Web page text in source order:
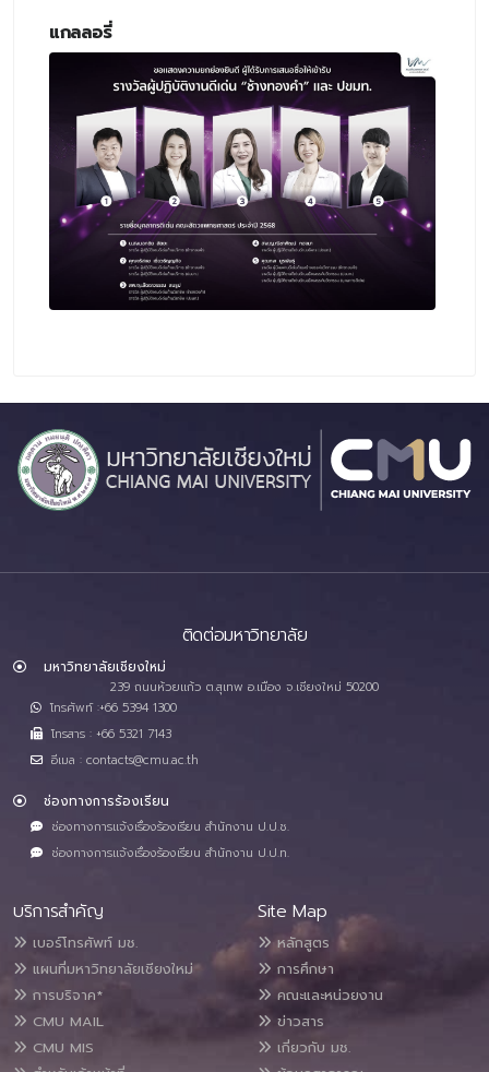
แกลลอรี่
ติดต่อมหาวิทยาลัย
มหาวิทยาลัยเชียงใหม่
239 ถนนห้วยแก้ว ต.สุเทพ อ.เมือง จ.เชียงใหม่ 50200
โทรศัพท์ :+66 5394 1300
โทรสาร : +66 5321 7143
อีเมล : contacts@cmu.ac.th
ช่องทางการร้องเรียน
ช่องทางการแจ้งเรื่องร้องเรียน สำนักงาน ป.ป.ช.
ช่องทางการแจ้งเรื่องร้องเรียน สำนักงาน ป.ป.ท.
บริการสำคัญ
เบอร์โทรศัพท์ มช.
แผนที่มหาวิทยาลัยเชียงใหม่
การบริจาค*
CMU MAIL
CMU MIS
Site Map
หลักสูตร
การศึกษา
คณะและหน่วยงาน
ข่าวสาร
เกี่ยวกับ มช.